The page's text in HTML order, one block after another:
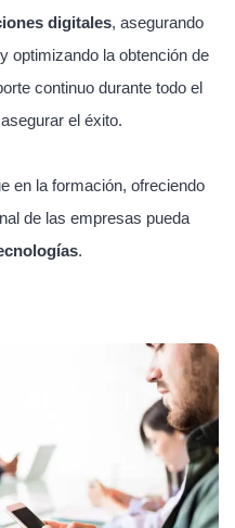
digitales, asegurando
optimizando la obtención de
continuo durante todo el
el éxito.
en la formación, ofreciendo
de las empresas pueda
.